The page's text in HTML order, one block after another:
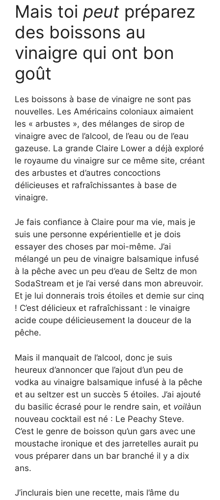
Mais toi peut préparez
des boissons au
vinaigre qui ont bon
goût
Les boissons à base de vinaigre ne sont pas
nouvelles. Les Américains coloniaux aimaient
les « arbustes », des mélanges de sirop de
vinaigre avec de l’alcool, de l’eau ou de l’eau
gazeuse. La grande Claire Lower a déjà exploré
le royaume du vinaigre sur ce même site, créant
des arbustes et d’autres concoctions
délicieuses et rafraîchissantes à base de
vinaigre.
Je fais confiance à Claire pour ma vie, mais je
suis une personne expérientielle et je dois
essayer des choses par moi-même. J’ai
mélangé un peu de vinaigre balsamique infusé
à la pêche avec un peu d’eau de Seltz de mon
SodaStream et je l’ai versé dans mon abreuvoir.
Et je lui donnerais trois étoiles et demie sur cinq
! C’est délicieux et rafraîchissant : le vinaigre
acide coupe délicieusement la douceur de la
pêche.
Mais il manquait de l’alcool, donc je suis
heureux d’annoncer que l’ajout d’un peu de
vodka au vinaigre balsamique infusé à la pêche
et au seltzer est un succès 5 étoiles. J’ai ajouté
du basilic écrasé pour le rendre sain, et voilàun
nouveau cocktail est né : Le Peachy Steve.
C’est le genre de boisson qu’un gars avec une
moustache ironique et des jarretelles aurait pu
vous préparer dans un bar branché il y a dix
ans.
J’inclurais bien une recette, mais l’âme du